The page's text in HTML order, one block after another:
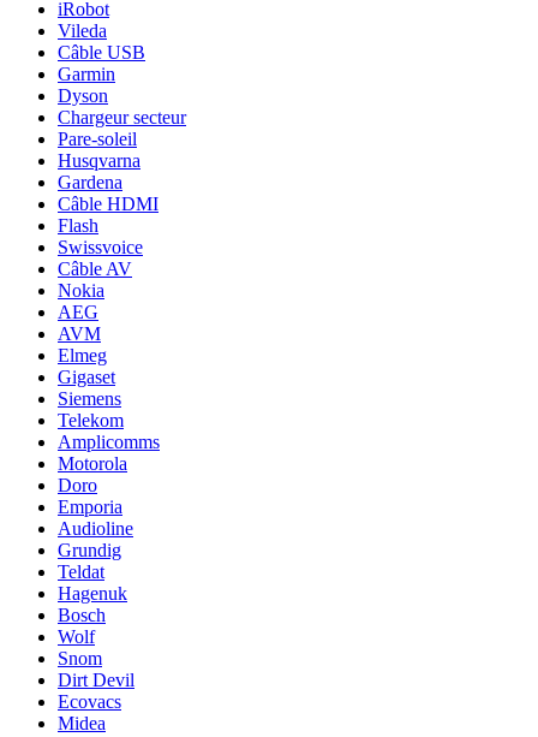
iRobot
Vileda
Câble USB
Garmin
Dyson
Chargeur secteur
Pare-soleil
Husqvarna
Gardena
Câble HDMI
Flash
Swissvoice
Câble AV
Nokia
AEG
AVM
Elmeg
Gigaset
Siemens
Telekom
Amplicomms
Motorola
Doro
Emporia
Audioline
Grundig
Teldat
Hagenuk
Bosch
Wolf
Snom
Dirt Devil
Ecovacs
Midea